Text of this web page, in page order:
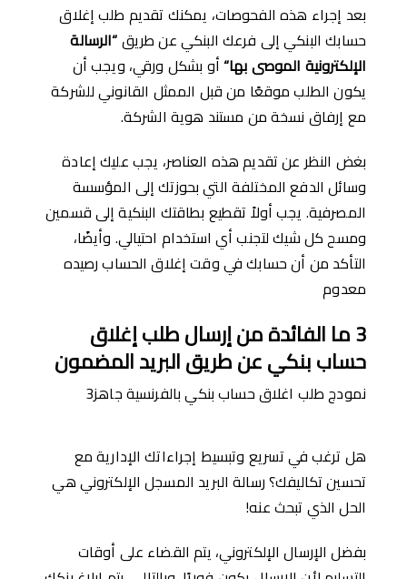
بعد إجراء هذه الفحوصات، يمكنك تقديم طلب إغلاق
حسابك البنكي إلى فرعك البنكي عن طريق“الرسالة
الإلكترونية الموصى بها“أو بشكل ورقي، ويجب أن
يكون الطلب موقعًا من قبل الممثل القانوني للشركة
مع إرفاق نسخة من مستند هوية الشركة.
بغض النظر عن تقديم هذه العناصر، يجب عليك إعادة
وسائل الدفع المختلفة التي بحوزتك إلى المؤسسة
المصرفية. يجب أولاً تقطيع بطاقتك البنكية إلى قسمين
ومسح كل شيك لتجنب أي استخدام احتيالي. وأيضًا،
التأكد من أن حسابك في وقت إغلاق الحساب رصيده
معدوم
3ما الفائدة من إرسال طلب إغلاق
حساب بنكي عن طريق البريد المضمون
نمودج طلب اغلاق حساب بنكي بالفرنسية جاهز3
هل ترغب في تسريع وتبسيط إجراءاتك الإدارية مع
تحسين تكاليفك؟ رسالة البريد المسجل الإلكتروني هي
الحل الذي تبحث عنه!
بفضل الإرسال الإلكتروني، يتم القضاء على أوقات